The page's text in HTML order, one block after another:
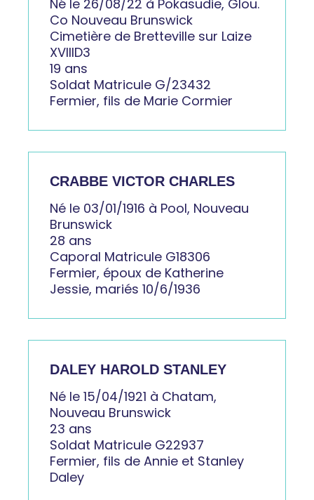
Né le 26/08/22 à Pokasudie, Glou.
Co Nouveau Brunswick
Cimetière de Bretteville sur Laize
XVIIID3
19 ans
Soldat Matricule G/23432
Fermier, fils de Marie Cormier
CRABBE VICTOR CHARLES
Né le 03/01/1916 à Pool, Nouveau
Brunswick
28 ans
Caporal Matricule G18306
Fermier, époux de Katherine
Jessie, mariés 10/6/1936
DALEY HAROLD STANLEY
Né le 15/04/1921 à Chatam,
Nouveau Brunswick
23 ans
Soldat Matricule G22937
Fermier, fils de Annie et Stanley
Daley